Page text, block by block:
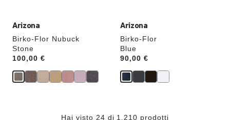
Arizona
Birko-Flor Nubuck
Stone
Price:
100,00 €
Arizona
Birko-Flor
Blue
Price:
90,00 €
Hai visto 24 di 1.210 prodotti